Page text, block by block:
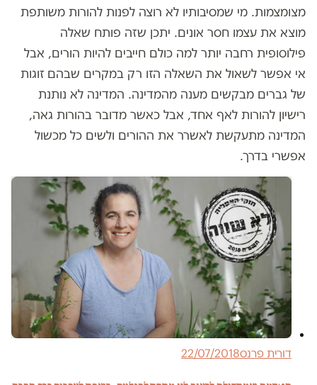
מצומצמות. מי שמסיבותיו לא רוצה לפנות להורות משותפת
מוצא את עצמו חסר אונים. יתכן שזה פותח שאלה
פילוסופית רחבה יותר למה כולם חייבים להיות הורים, אבל
אי אפשר לשאול את השאלה הזו רק במקרים שבהם זוגות
של גברים מבקשים מענה מהמדינה. המדינה לא נותנת
רישיון להורות לאף אחד, אבל כאשר מדובר בהורות גאה,
המדינה מתעקשת לאשרר את ההורים ולשים כל מכשול
אפשרי בדרך.
דורית פרנס22/07/2018